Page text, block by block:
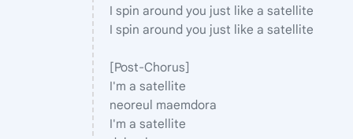
I spin around you just like a satellite
I spin around you just like a satellite
[Post-Chorus]
I'm a satellite
neoreul maemdora
I'm a satellite